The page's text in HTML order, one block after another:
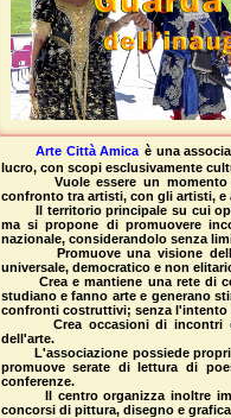
Arte Città Amica è una
lucro, con scopi esclusivamente
Vuole essere un momento
confronto tra artisti, con gli artisti, e
Il territorio principale su cui
ma si propone di promuovere
nazionale, considerandolo senza
Promuove una visione della
universale, democratico e non
Crea e mantiene una rete di
studiano e fanno arte e generano
confronti costruttivi; senza l'intento
Crea occasioni di incontri
dell'arte.
L'associazione possiede propri
promuove serate di lettura di
conferenze.
Il centro organizza inoltre
concorsi di pittura, disegno e